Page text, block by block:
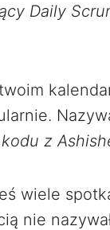
Daily
z
wiele
nie